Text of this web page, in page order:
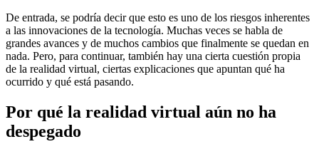
De entrada, se podría decir que esto es uno de los riesgos inherentes
a las innovaciones de la tecnología. Muchas veces se habla de
grandes avances y de muchos cambios que finalmente se quedan en
nada. Pero, para continuar, también hay una cierta cuestión propia
de la realidad virtual, ciertas explicaciones que apuntan qué ha
ocurrido y qué está pasando.
Por qué la realidad virtual aún no ha
despegado